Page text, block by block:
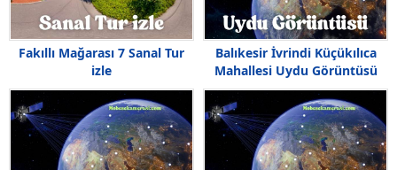
Fakıllı Mağarası 7 Sanal Tur
izle
Balıkesir İvrindi Küçükılıca
Mahallesi Uydu Görüntüsü